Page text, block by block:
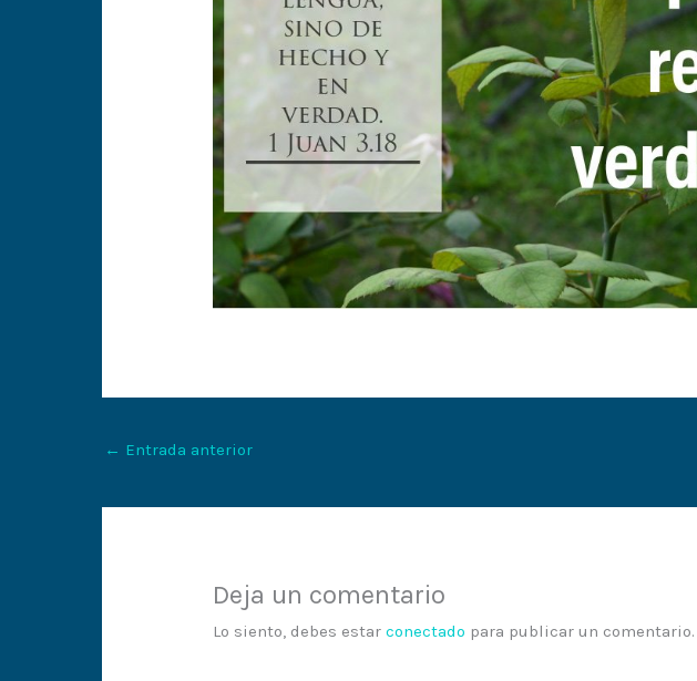
← Entrada anterior
Deja un comentario
Lo siento, debes estarconectado para publicar un comentario.